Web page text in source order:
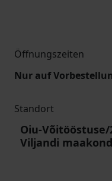
Öffnungszeiten
Nur auf
Standort
Oiu-
Viljandi maakond